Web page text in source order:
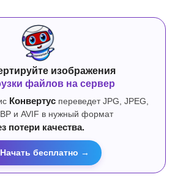
изображения
файлов на сервер
Конвертуспереведет JPG, JPEG,
и AVIF в нужный формат
потери качества.
бесплатно →